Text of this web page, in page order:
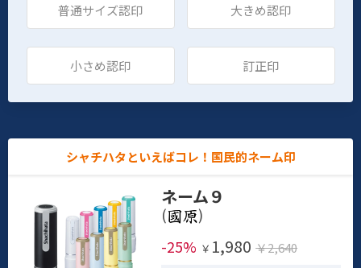
普通サイズ認印 大きめ認印
小さめ認印 訂正印
シャチハタといえばコレ！国民的ネーム印
ネーム９
(
)
-25% ￥ 1,980 ￥2,640